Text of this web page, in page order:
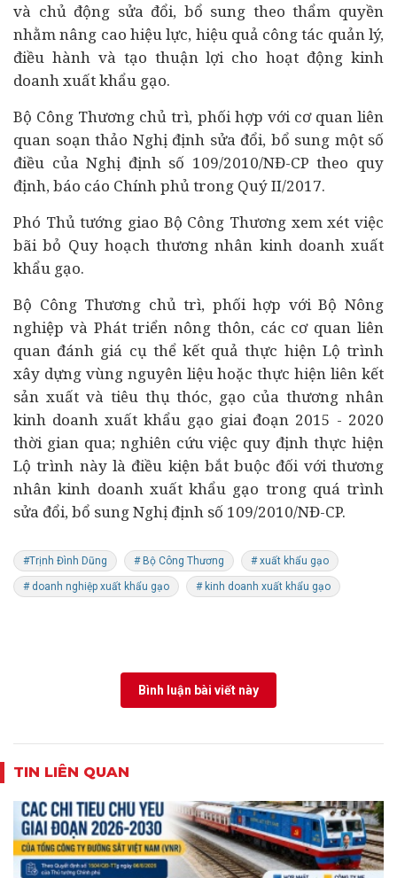
và chủ động sửa đổi, bổ sung theo thẩm quyền
nhằm nâng cao hiệu lực, hiệu quả công tác quản lý,
điều hành và tạo thuận lợi cho hoạt động kinh
doanh xuất khẩu gạo.
Bộ Công Thương chủ trì, phối hợp với cơ quan liên
quan soạn thảo Nghị định sửa đổi, bổ sung một số
điều của Nghị định số 109/2010/NĐ-CP theo quy
định, báo cáo Chính phủ trong Quý II/2017.
Phó Thủ tướng giao Bộ Công Thương xem xét việc
bãi bỏ Quy hoạch thương nhân kinh doanh xuất
khẩu gạo.
Bộ Công Thương chủ trì, phối hợp với Bộ Nông
nghiệp và Phát triển nông thôn, các cơ quan liên
quan đánh giá cụ thể kết quả thực hiện Lộ trình
xây dựng vùng nguyên liệu hoặc thực hiện liên kết
sản xuất và tiêu thụ thóc, gạo của thương nhân
kinh doanh xuất khẩu gạo giai đoạn 2015 - 2020
thời gian qua; nghiên cứu việc quy định thực hiện
Lộ trình này là điều kiện bắt buộc đối với thương
nhân kinh doanh xuất khẩu gạo trong quá trình
sửa đổi, bổ sung Nghị định số 109/2010/NĐ-CP.
#Trịnh Đình Dũng # Bộ Công Thương # xuất khẩu gạo
# doanh nghiệp xuất khẩu gạo # kinh doanh xuất khẩu gạo
Bình luận bài viết này
TIN LIÊN QUAN